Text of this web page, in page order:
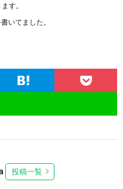
す。
いてました。
投稿一覧